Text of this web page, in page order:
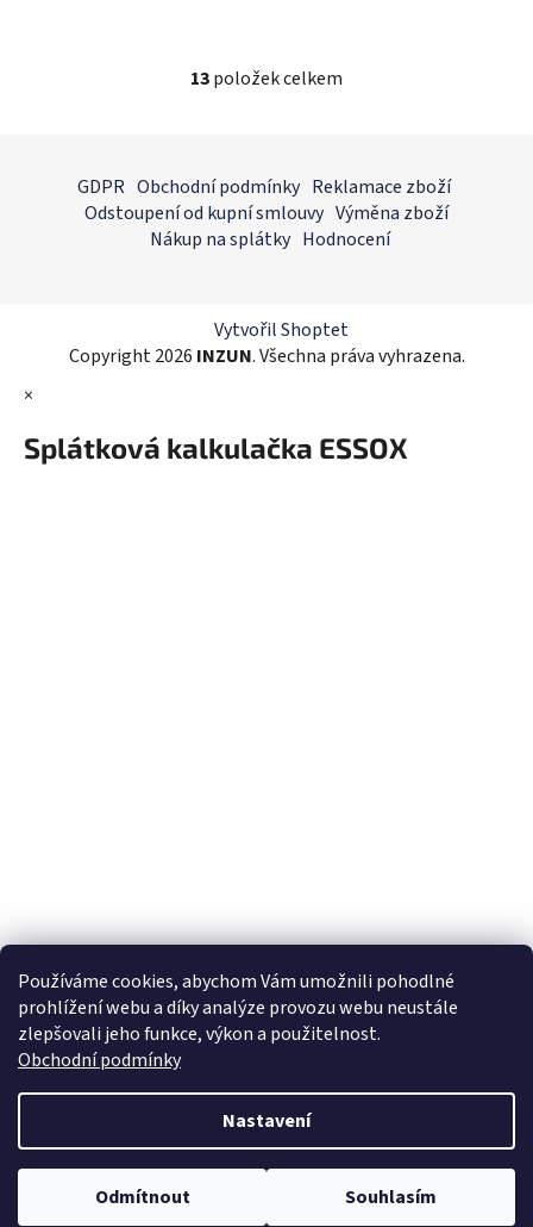
Používáme cookies, abychom Vám umožnili pohodlné
prohlížení webu a díky analýze provozu webu neustále
zlepšovali jeho funkce, výkon a použitelnost.
Obchodní podmínky
Nastavení
Odmítnout Souhlasím
O
d
a
c
r
v
v
ý
13položek celkem
GDPR Obchodní podmínky Reklamace zboží
Odstoupení od kupní smlouvy Výměna zboží
Nákup na splátky Hodnocení
Vytvořil Shoptet
Copyright 2026 INZUN. Všechna práva vyhrazena.
×
Splátková kalkulačka ESSOX